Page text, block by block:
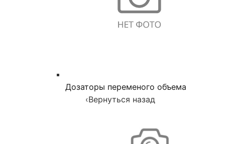
Дозаторы переменого объема
‹Вернуться назад